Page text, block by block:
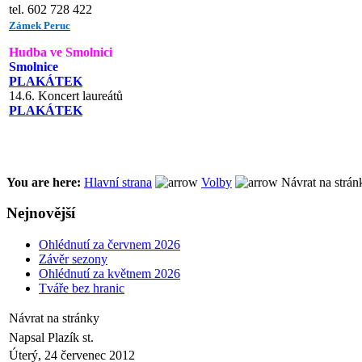
tel. 602 728 422
Zámek Peruc
Hudba ve Smolnici
Smolnice
PLAKÁTEK
14.6. Koncert laureátů
PLAKÁTEK
You are here: Hlavní strana Volby Návrat na
Nejnovější
Ohlédnutí za červnem 2026
Závěr sezony
Ohlédnutí za květnem 2026
Tváře bez hranic
Návrat na stránky
Napsal Plazík st.
Úterý, 24 červenec 2012